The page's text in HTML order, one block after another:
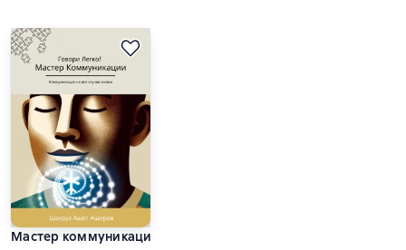
Мастер коммуникации. Говори легко! Коммуникация на все